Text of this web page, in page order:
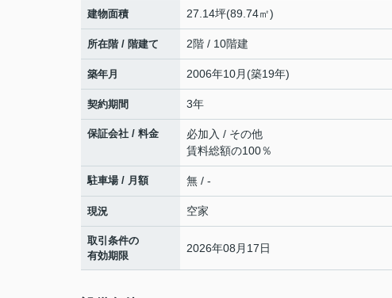
建物面積 27.14坪(89.74㎡)
所在階 / 階建て 2階 / 10階建
築年月 2006年10月(築19年)
契約期間 3年
保証会社 / 料金
必加入 / その他
賃料総額の100％
駐車場 / 月額 無 / -
現況 空家
取引条件の
有効期限
2026年08月17日